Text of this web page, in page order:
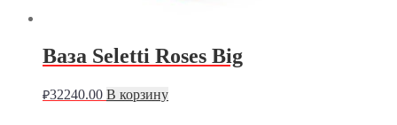
Ваза Seletti Roses Big
₽32240.00 В корзину